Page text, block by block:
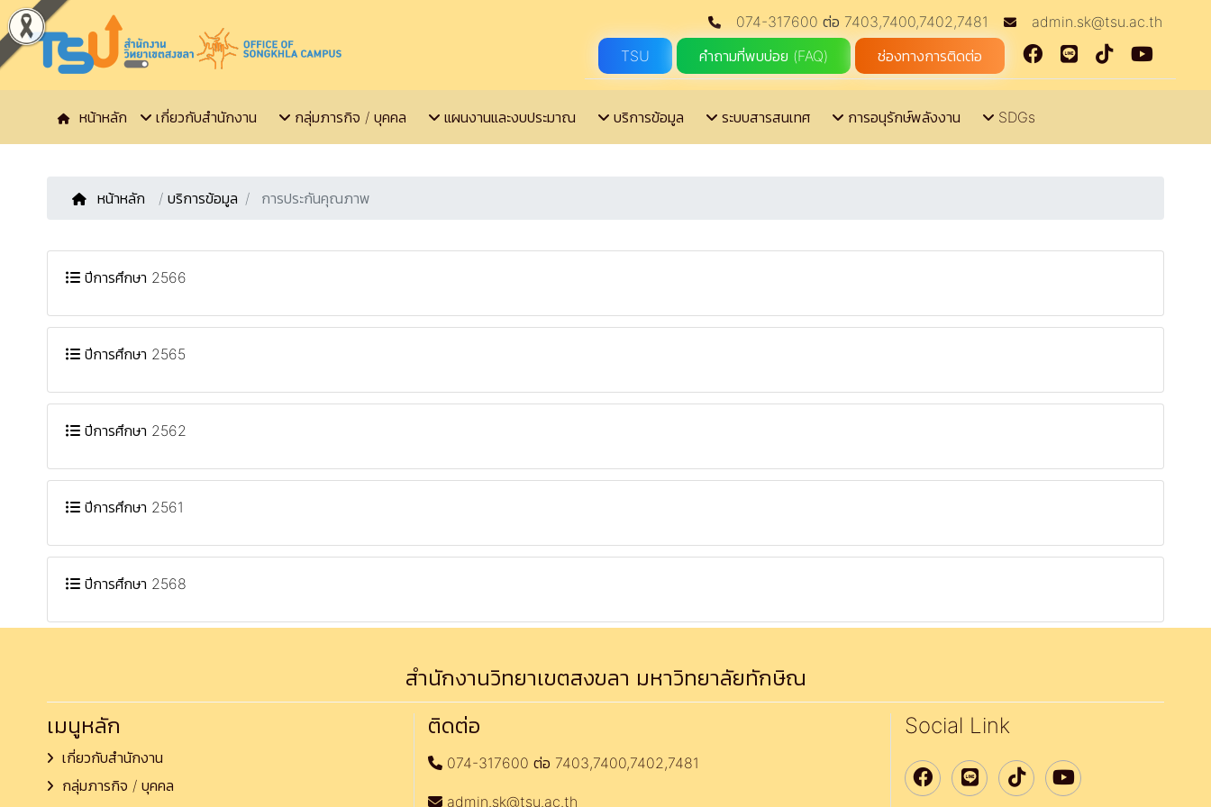
074-317600 ต่อ 7403,7400,7402,7481
admin.sk@tsu.ac.th
TSU
คำถามที่พบบ่อย (FAQ) ช่องทางการติดต่อ
หน้าหลัก เกี่ยวกับสำนักงาน กลุ่มภารกิจ / บุคคล แผนงานและงบประมาณ บริการข้อมูล ระบบสารสนเทศ การอนุรักษ์พลังงาน SDGs
หน้าหลัก / บริการข้อมูล การประกันคุณภาพ
ปีการศึกษา 2566
ปีการศึกษา 2565
ปีการศึกษา 2562
ปีการศึกษา 2561
ปีการศึกษา 2568
สำนักงานวิทยาเขตสงขลา มหาวิทยาลัยทักษิณ
เมนูหลัก
เกี่ยวกับสำนักงาน
กลุ่มภารกิจ / บุคคล
ติดต่อ
074-317600 ต่อ 7403,7400,7402,7481
admin.sk@tsu.ac.th
Social Link